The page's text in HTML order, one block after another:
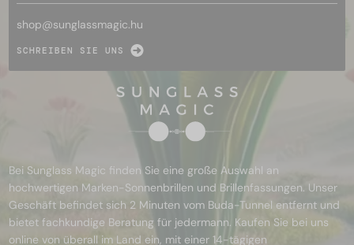
shop@sunglassmagic.hu
SCHREIBEN SIE UNS
Bei Sunglass Magic finden Sie eine große Auswahl an
hochwertigen Marken-Sonnenbrillen und Brillenfassungen. Unser
Geschäft befindet sich 2 Minuten vom Buda-Tunnel entfernt und
bietet fachkundige Beratung für jedermann. Kaufen Sie bei uns
online von überall im Land ein, mit einer 14-tägigen